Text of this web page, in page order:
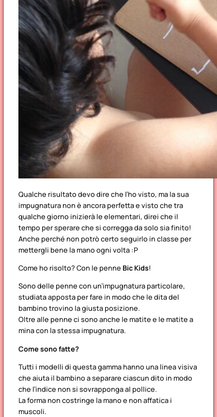
Qualche risultato devo dire che l’ho visto, ma la sua
impugnatura non è ancora perfetta e visto che tra
qualche giorno inizierà le elementari, direi che il
tempo per sperare che si corregga da solo sia finito!
Anche perché non potrò certo seguirlo in classe per
mettergli bene la mano ogni volta :P
Come ho risolto? Con le penne Bic Kids!
Sono delle penne con un’impugnatura particolare,
studiata apposta per fare in modo che le dita del
bambino trovino la giusta posizione.
Oltre alle penne ci sono anche le matite e le matite a
mina con la stessa impugnatura.
Come sono fatte?
Tutti i modelli di questa gamma hanno una linea visiva
che aiuta il bambino a separare ciascun dito in modo
che l’indice non si sovrapponga al pollice.
La forma non costringe la mano e non affatica i
muscoli.